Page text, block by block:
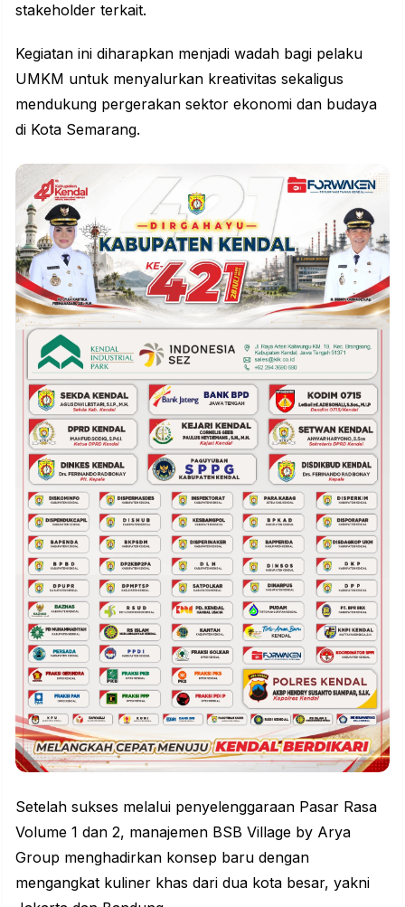
stakeholder terkait.
Kegiatan ini diharapkan menjadi wadah bagi pelaku
UMKM untuk menyalurkan kreativitas sekaligus
mendukung pergerakan sektor ekonomi dan budaya
di Kota Semarang.
Setelah sukses melalui penyelenggaraan Pasar Rasa
Volume 1 dan 2, manajemen BSB Village by Arya
Group menghadirkan konsep baru dengan
mengangkat kuliner khas dari dua kota besar, yakni